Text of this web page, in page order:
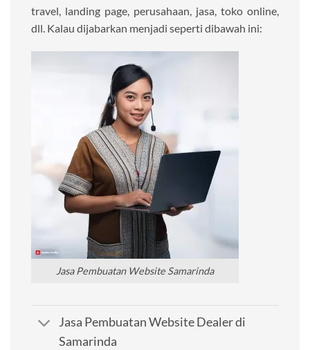
travel, landing page, perusahaan, jasa, toko online,
dll. Kalau dijabarkan menjadi seperti dibawah ini:
Jasa Pembuatan Website Samarinda
Jasa Pembuatan Website Dealer di
Samarinda